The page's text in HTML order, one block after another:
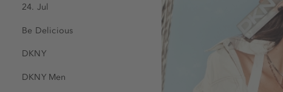
24. Jul
Be Delicious
DKNY
DKNY Men